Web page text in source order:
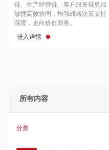
Hong Kong
链、生产经营链、客户服务链更加
敏捷高效协同，增强战略決策支持
深度，走向价值财务。
进入详情
所有内容
分类